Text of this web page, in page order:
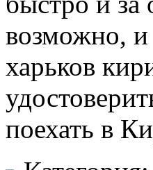
возможно, и
харьков
поехать в